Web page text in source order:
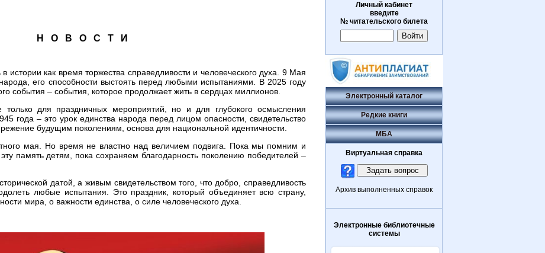
Н О В О С Т И
истории как время торжества справедливости и человеческого духа. 9 Мая
его способности выстоять перед любыми испытаниями. В 2025 году
события – события, которое продолжает жить в сердцах миллионов.
для праздничных мероприятий, но и для глубокого осмысления
года – это урок единства народа перед лицом опасности, свидетельство
будущим поколениям, основа для национальной идентичности.
мая. Но время не властно над величием подвига. Пока мы помним и
память детям, пока сохраняем благодарность поколению победителей –
датой, а живым свидетельством того, что добро, справедливость
любые испытания. Это праздник, который объединяет всю страну,
мира, о важности единства, о силе человеческого духа.
Личный кабинет
введите
№ читательского билета
Электронный каталог
Редкие книги
МБА
Виртуальная справка
Архив выполненных справок
Электронные библиотечные
системы